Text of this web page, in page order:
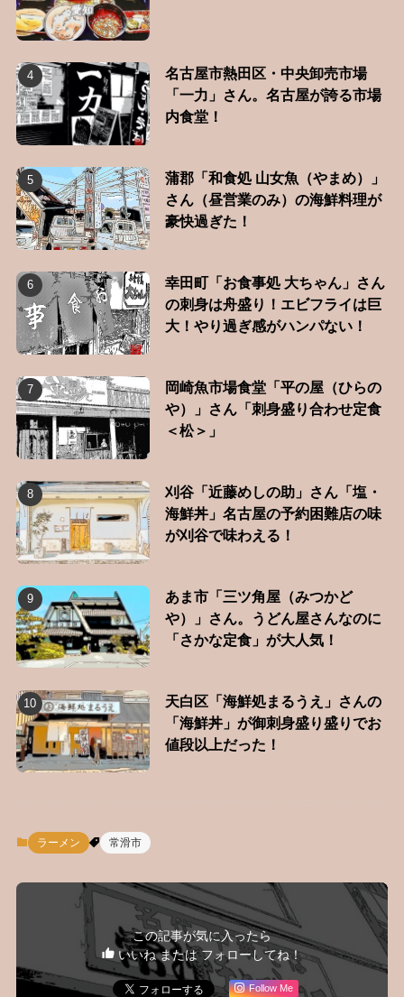
名古屋市熱田区・中央卸売市場
「一力」さん。名古屋が誇る市場
内食堂！
蒲郡「和食処 山女魚（やまめ）」
さん（昼営業のみ）の海鮮料理が
豪快過ぎた！
幸田町「お食事処 大ちゃん」さん
の刺身は舟盛り！エビフライは巨
大！やり過ぎ感がハンパない！
岡崎魚市場食堂「平の屋（ひらの
や）」さん「刺身盛り合わせ定食
＜松＞」
刈谷「近藤めしの助」さん「塩・
海鮮丼」名古屋の予約困難店の味
が刈谷で味わえる！
あま市「三ツ角屋（みつかど
や）」さん。うどん屋さんなのに
「さかな定食」が大人気！
天白区「海鮮処まるうえ」さんの
「海鮮丼」が御刺身盛り盛りでお
値段以上だった！
ラーメン 常滑市
この記事が気に入ったら
いいね または フォローしてね！
Follow Me